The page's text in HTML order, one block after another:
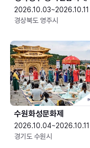
2026.10.03~2026.10.11
경상북도 영주시
수원화성문화제
2026.10.04~2026.10.11
경기도 수원시